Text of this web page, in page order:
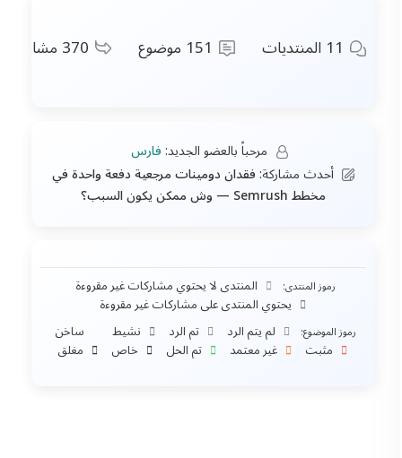
11 المنتديات 151 موضوع 370 مشاركات
مرحباً بالعضو الجديد:فارس
أحدث مشاركة:فقدان دومينات مرجعية دفعة واحدة في
مخطط Semrush — وش ممكن يكون السبب؟
رموز المنتدى: المنتدى لا يحتوي مشاركات غير مقروءة
يحتوي المنتدى على مشاركات غير مقروءة
رموز الموضوع: لم يتم الرد تم الرد نشيط ساخن
مثبت غير معتمد تم الحل خاص مغلق